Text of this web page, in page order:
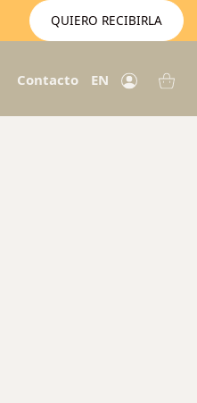
QUIERO RECIBIRLA
Contacto EN